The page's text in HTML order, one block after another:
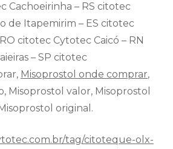
Cachoeirinha – RS citotec
de Itapemirim – ES citotec
citotec Cytotec Caicó – RN
– SP citotec
Misoprostol onde comprar,
Misoprostol valor, Misoprostol
original.
tag/citoteque-olx-